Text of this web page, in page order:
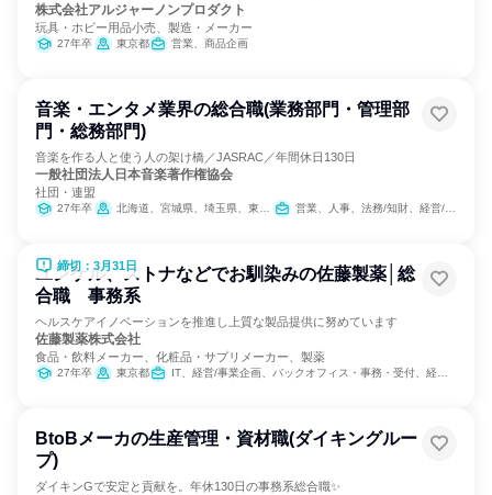
株式会社アルジャーノンプロダクト
玩具・ホビー用品小売、製造・メーカー
27年卒 東京都 営業、商品企画
音楽・エンタメ業界の総合職(業務部門・管理部
門・総務部門)
音楽を作る人と使う人の架け橋／JASRAC／年間休日130日
一般社団法人日本音楽著作権協会
社団・連盟
27年卒 北海道、宮城県、埼玉県、東京都、神奈川県、石川県、静岡県、愛知県、京都府、大阪府、広島県、香川県、福岡県、沖縄県 営業、人事、法務/知財、経営/事業企画、出版/メディア/芸能/エンタメ専門職
締切：3月31日
ユンケル、ストナなどでお馴染みの佐藤製薬│総
合職 事務系
ヘルスケアイノベーションを推進し上質な製品提供に努めています
佐藤製薬株式会社
食品・飲料メーカー、化粧品・サプリメーカー、製薬
27年卒 東京都 IT、経営/事業企画、バックオフィス・事務・受付、経理/税務/財務、人事、総務、広報/IR、組織運営管理・公務員・事務系職種、営業、マーケティング・広告・宣伝、マーケティング・広報・広告・宣伝系職種
BtoBメーカの生産管理・資材職(ダイキングルー
プ)
ダイキンGで安定と貢献を。年休130日の事務系総合職✨